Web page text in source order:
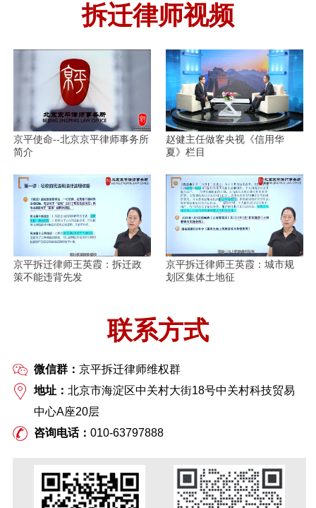
拆迁律师视频
京平使命--北京京平律师事务所
简介
赵健主任做客央视《信用华
夏》栏目
京平拆迁律师王英霞：拆迁政
策不能违背先发
京平拆迁律师王英霞：城市规
划区集体土地征
联系方式
微信群： 京平拆迁律师维权群
地址： 北京市海淀区中关村大街18号中关村科技贸易
中心A座20层
咨询电话： 010-63797888